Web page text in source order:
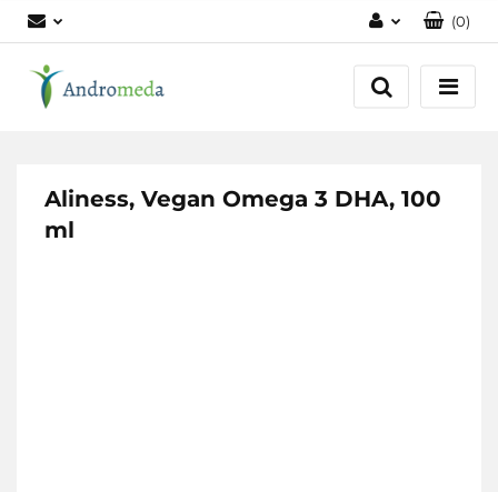
Zaloguj się
Zarejestruj się
(0)
Aliness, Vegan Omega 3 DHA, 100
ml